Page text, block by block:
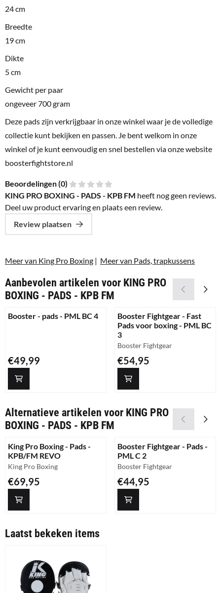
24 cm
Breedte
19 cm
Dikte
5 cm
Gewicht per paar
ongeveer 700 gram
Deze pads zijn verkrijgbaar in onze winkel waar je de volledige
collectie kunt bekijken en passen. Je bent welkom in onze
winkel of je kunt eenvoudig en snel bestellen via onze website
boosterfightstore.nl
Beoordelingen (0)
KING PRO BOXING - PADS - KPB FM heeft nog geen reviews.
Deel uw product ervaring en plaats een review.
Review plaatsen
Meer van King Pro Boxing | Meer van Pads, trapkussens
Aanbevolen artikelen voor KING PRO
BOXING - PADS - KPB FM
Booster - pads - PML BC 4
Prijs: 49,99
€49,99
Booster Fightgear - Fast
Pads voor boxing - PML BC
3
Merk:
Booster Fightgear
Prijs: 54,95
€54,95
Alternatieve artikelen voor KING PRO
BOXING - PADS - KPB FM
King Pro Boxing - Pads -
KPB/FM REVO
Merk:
King Pro Boxing
Prijs: 69,95
€69,95
Booster Fightgear - Pads -
PML C 2
Merk:
Booster Fightgear
Prijs: 44,95
€44,95
Laatst bekeken items